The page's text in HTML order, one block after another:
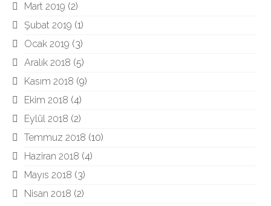
Mart 2019 (2)
Şubat 2019 (1)
Ocak 2019 (3)
Aralık 2018 (5)
Kasım 2018 (9)
Ekim 2018 (4)
Eylül 2018 (2)
Temmuz 2018 (10)
Haziran 2018 (4)
Mayıs 2018 (3)
Nisan 2018 (2)